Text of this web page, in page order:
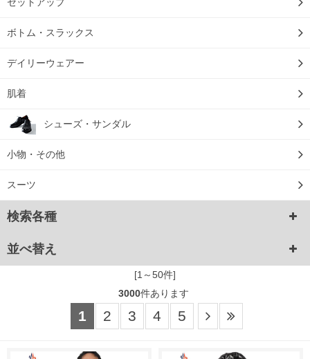
ボトム・スラックス
デイリーウェアー
肌着
シューズ・サンダル
小物・その他
スーツ
検索各種
並べ替え
[1～50件]
3000件あります
1 2 3 4 5